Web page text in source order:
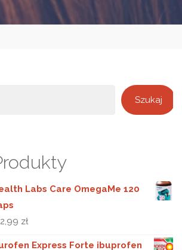
Szukaj
Labs Care OmegaMe 120
zł
Express Forte ibuprofen